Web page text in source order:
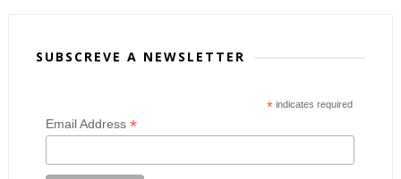
SUBSCREVE A NEWSLETTER
*indicates required
Email Address *